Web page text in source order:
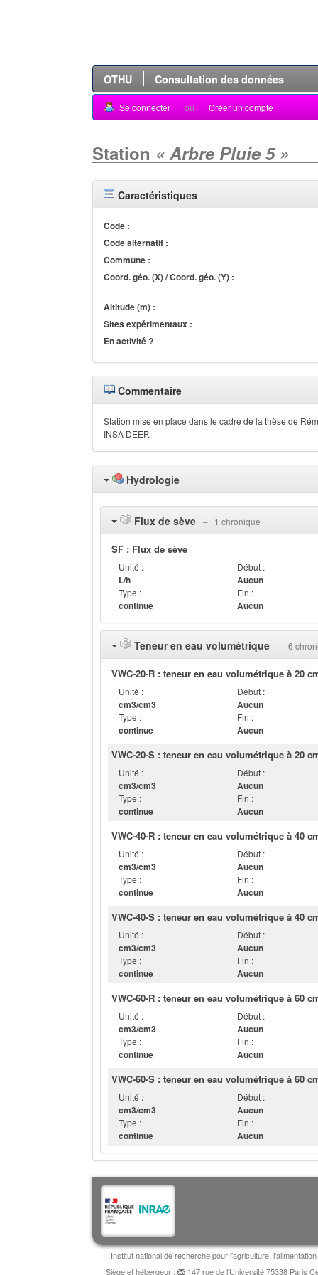
OTHU Consultation des données
Se connecter ou Créer un compte
Station « Arbre Pluie 5 »
Caractéristiques
Code :
Code alternatif :
Commune :
Coord. géo. (X) / Coord. géo. (Y) :
Altitude (m) :
Sites expérimentaux :
En activité ?
Commentaire
Station mise en place dans le cadre de la thèse de
INSA DEEP.
Hydrologie
Flux de sève ‒ 1 chronique
SF : Flux de sève
Unité :
L/h
Type :
continue
Début :
Aucun
Fin :
Aucun
Teneur en eau volumétrique ‒ 6
VWC-20-R : teneur en eau volumétrique à 20
Unité :
cm3/cm3
Type :
continue
Début :
Aucun
Fin :
Aucun
VWC-20-S : teneur en eau volumétrique à 20
Unité :
cm3/cm3
Type :
continue
Début :
Aucun
Fin :
Aucun
VWC-40-R : teneur en eau volumétrique à 40
Unité :
cm3/cm3
Type :
continue
Début :
Aucun
Fin :
Aucun
VWC-40-S : teneur en eau volumétrique à 40
Unité :
cm3/cm3
Type :
continue
Début :
Aucun
Fin :
Aucun
VWC-60-R : teneur en eau volumétrique à 60
Unité :
cm3/cm3
Type :
continue
Début :
Aucun
Fin :
Aucun
VWC-60-S : teneur en eau volumétrique à 60
Unité :
cm3/cm3
Type :
continue
Début :
Aucun
Fin :
Aucun
Institut national de recherche pour l'agriculture,
Siège et hébergeur :
147 rue de l'Université 75338 Paris